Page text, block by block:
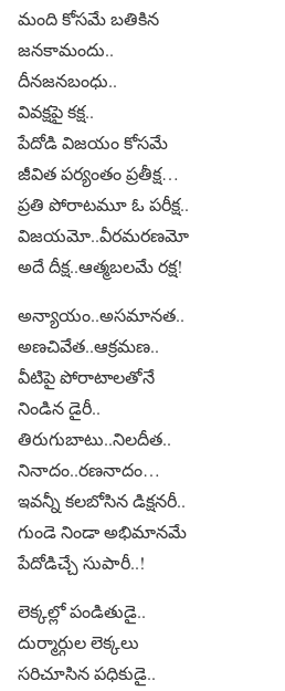
మంది కోసమే బతికిన
జనకామందు..
దీనజనబంధు..
వివక్షపై కక్ష..
పేదోడి విజయం కోసమే
జీవిత పర్యంతం ప్రతీక్ష…
ప్రతి పోరాటమూ ఓ పరీక్ష..
విజయమో..వీరమరణమో
అదే దీక్ష..ఆత్మబలమే రక్ష!
అన్యాయం..అసమానత..
అణచివేత..ఆక్రమణ..
వీటిపై పోరాటాలతోనే
నిండిన డైరీ..
తిరుగుబాటు..నిలదీత..
నినాదం..రణనాదం…
ఇవన్నీ కలబోసిన డిక్షనరీ..
గుండె నిండా అభిమానమే
పేదోడిచ్చే సుపారీ..!
లెక్కల్లో పండితుడై..
దుర్మార్గుల లెక్కలు
సరిచూసిన పధికుడై..